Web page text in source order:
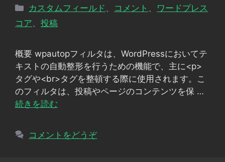
カ
テ
ー
カスタムフィールド コメント
ワードプレス
コア
投稿
概要 wpautopフィルタは、WordPressにおいてテ
キストの自動整形を行うための機能で、主に<p>
タグや<br>タグを整頓する際に使用されます。こ
のフィルタは、投稿やページのコンテンツを保 …
続きを読む
コメントをどうぞ